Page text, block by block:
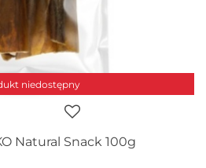
niedostępny
Natural Snack 100g